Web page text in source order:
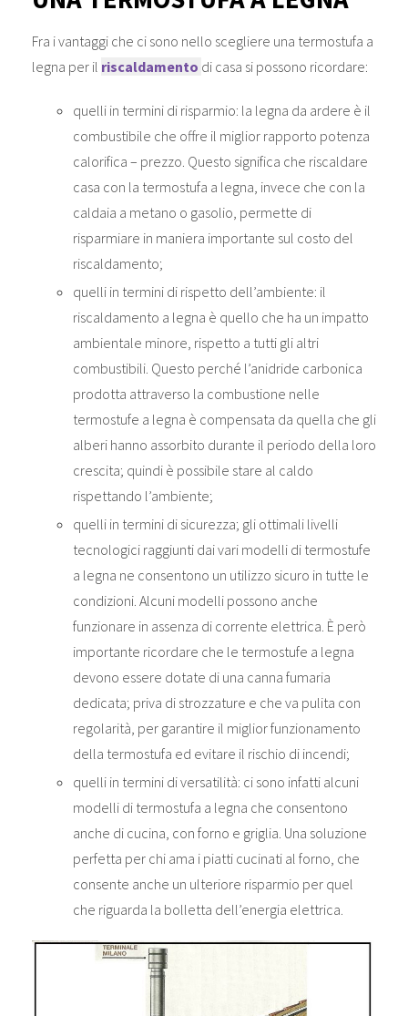
Fra i vantaggi che ci sono nello scegliere una termostufa a
legna per il riscaldamento di casa si possono ricordare:
quelli in termini di risparmio: la legna da ardere è il
combustibile che offre il miglior rapporto potenza
calorifica – prezzo. Questo significa che riscaldare
casa con la termostufa a legna, invece che con la
caldaia a metano o gasolio, permette di
risparmiare in maniera importante sul costo del
riscaldamento;
quelli in termini di rispetto dell’ambiente: il
riscaldamento a legna è quello che ha un impatto
ambientale minore, rispetto a tutti gli altri
combustibili. Questo perché l’anidride carbonica
prodotta attraverso la combustione nelle
termostufe a legna è compensata da quella che gli
alberi hanno assorbito durante il periodo della loro
crescita; quindi è possibile stare al caldo
rispettando l’ambiente;
quelli in termini di sicurezza; gli ottimali livelli
tecnologici raggiunti dai vari modelli di termostufe
a legna ne consentono un utilizzo sicuro in tutte le
condizioni. Alcuni modelli possono anche
funzionare in assenza di corrente elettrica. È però
importante ricordare che le termostufe a legna
devono essere dotate di una canna fumaria
dedicata; priva di strozzature e che va pulita con
regolarità, per garantire il miglior funzionamento
della termostufa ed evitare il rischio di incendi;
quelli in termini di versatilità: ci sono infatti alcuni
modelli di termostufa a legna che consentono
anche di cucina, con forno e griglia. Una soluzione
perfetta per chi ama i piatti cucinati al forno, che
consente anche un ulteriore risparmio per quel
che riguarda la bolletta dell’energia elettrica.